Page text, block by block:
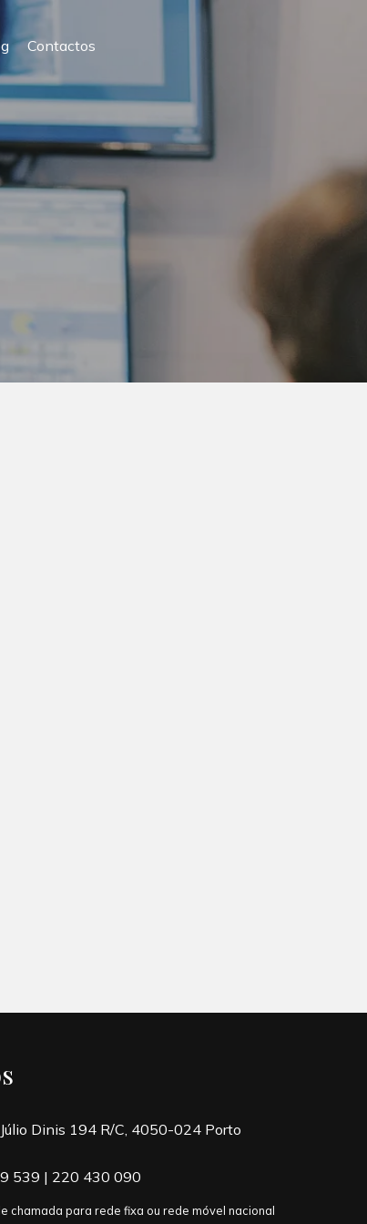
Contactos
Dinis 194 R/C, 4050-024 Porto
539 | 220 430 090
chamada para rede fixa ou rede móvel nacional